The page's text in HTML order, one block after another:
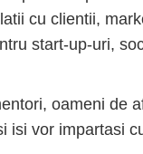
cu clientii,
start-up-uri,
oameni de
isi vor impartasi